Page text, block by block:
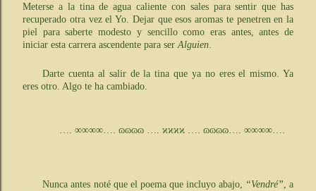
Meterse a la tina de agua caliente con sales para sentir que has
recuperado otra vez el Yo. Dejar que esos aromas te penetren en la
piel para saberte modesto y sencillo como eras antes, antes de
iniciar esta carrera ascendente para ser Alguien
Darte cuenta al salir de la tina que ya no eres el mismo. Ya
eres otro. Algo te ha cambiado.
…. ∞∞∞∞…. ɷɷɷɷ …. ϰϰϰϰ …. ɷɷɷɷ…. ∞∞∞∞….
Nunca antes noté que el poema que incluyo abajo, “Vendré”, a